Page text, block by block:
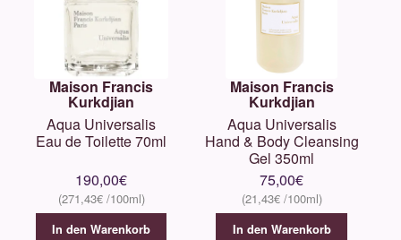
Maison Francis
Kurkdjian
Aqua Universalis
Eau de Toilette 70ml
190,00€
271,43€
In den Warenkorb
Maison Francis
Kurkdjian
Aqua Universalis
Hand & Body Cleansing
Gel 350ml
75,00€
21,43€
In den Warenkorb